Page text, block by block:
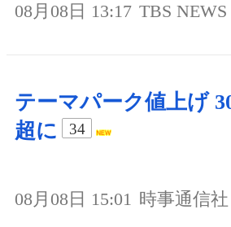
08月08日 13:17 TBS
テーマパーク値上げ
超に
34
08月08日 15:01 時事通信社